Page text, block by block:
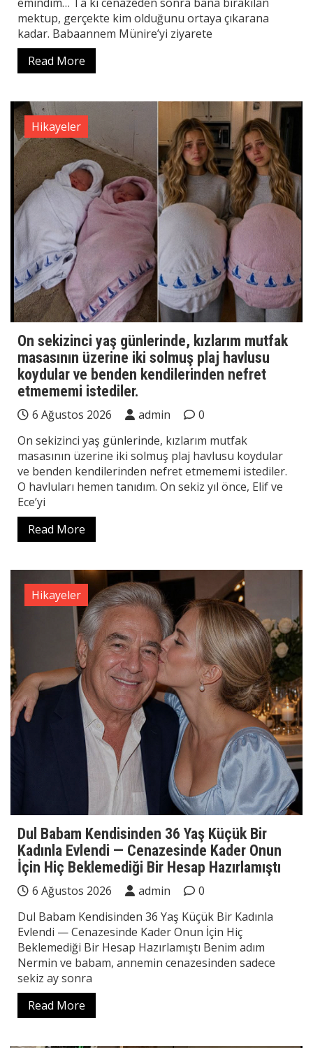
mektup, gerçekte kim olduğunu ortaya çıkarana
kadar. Babaannem Münire’yi ziyarete
Read More
Hikayeler
On sekizinci yaş günlerinde, kızlarım mutfak
masasının üzerine iki solmuş plaj havlusu
koydular ve benden kendilerinden nefret
etmememi istediler.
6 Ağustos 2026 admin
0
On sekizinci yaş günlerinde, kızlarım mutfak
masasının üzerine iki solmuş plaj havlusu koydular
ve benden kendilerinden nefret etmememi istediler.
O havluları hemen tanıdım. On sekiz yıl önce, Elif ve
Ece’yi
Read More
Hikayeler
Dul Babam Kendisinden 36 Yaş Küçük Bir
Kadınla Evlendi — Cenazesinde Kader Onun
İçin Hiç Beklemediği Bir Hesap Hazırlamıştı
6 Ağustos 2026 admin
0
Dul Babam Kendisinden 36 Yaş Küçük Bir Kadınla
Evlendi — Cenazesinde Kader Onun İçin Hiç
Beklemediği Bir Hesap Hazırlamıştı Benim adım
Nermin ve babam, annemin cenazesinden sadece
sekiz ay sonra
Read More